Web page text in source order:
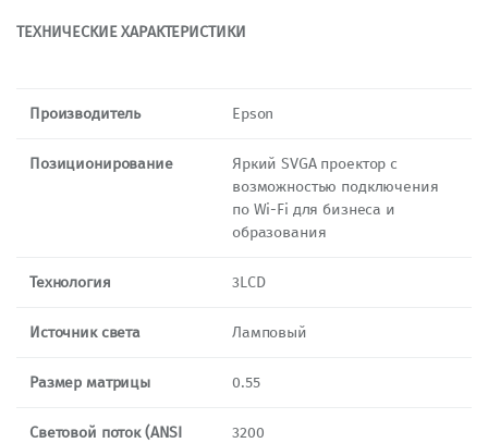
ТЕХНИЧЕСКИЕ ХАРАКТЕРИСТИКИ
Производитель Epson
Позиционирование
Яркий SVGA проектор с
возможностью подключения
по Wi-Fi для бизнеса и
образования
Технология 3LCD
Источник света Ламповый
Размер матрицы 0.55
Световой поток (ANSI
3200